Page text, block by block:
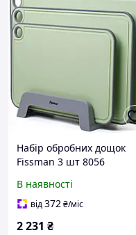
Набір обробних дощок
Fissman 3 шт 8056
В наявності
від372₴/міс
2 231 ₴